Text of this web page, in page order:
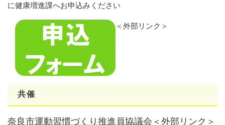
に健康増進課へお申込みください
＜外部リンク＞
共催
奈良市運動習慣づくり推進員協議会 ＜外部リンク＞